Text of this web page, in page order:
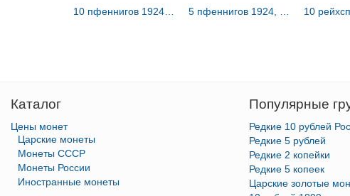
Каталог
Цены монет
Царские монеты
Монеты СССР
Монеты России
Иностранные монеты
Популярные
Редкие 10 рублей
Редкие 5 рублей
Редкие 2 копейки
Редкие 5 копеек
Царские золотые